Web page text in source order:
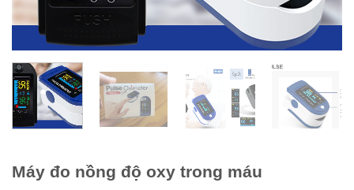
Máy đo nồng độ oxy trong máu